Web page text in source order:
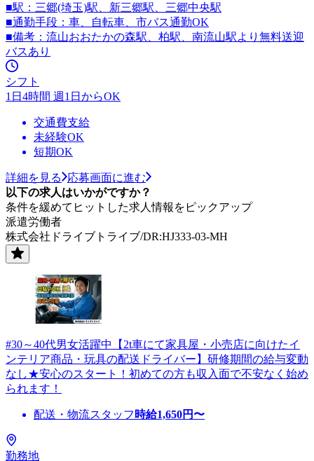
■駅：三郷(埼玉)駅、新三郷駅、三郷中央駅
■通勤手段：車、自転車、市バス通勤OK
■備考：流山おおたかの森駅、柏駅、南流山駅より無料送迎
バスあり
シフト
1日4時間 週1日からOK
交通費支給
未経験OK
短期OK
詳細を見る
応募画面に進む
以下の求人はいかがですか？
条件を緩めてヒットした求人情報をピックアップ
派遣労働者
株式会社ドライブトライブ/DR:HJ333-03-MH
#30～40代男女活躍中【2t車にて家具屋・小売店に向けたイ
ンテリア商品・玩具の配送ドライバー】研修期間の給与変動
なし★安心のスタート！初めての方も収入面で不安なく始め
られます！
配送・物流スタッフ 時給1,650円〜
勤務地